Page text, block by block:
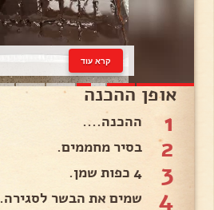
קרא עוד
אופן ההכנה
1 ההכנה....
2 בסיר מחממים.
3 4 כפות שמן.
4 שמים את הבשר לסגירה.